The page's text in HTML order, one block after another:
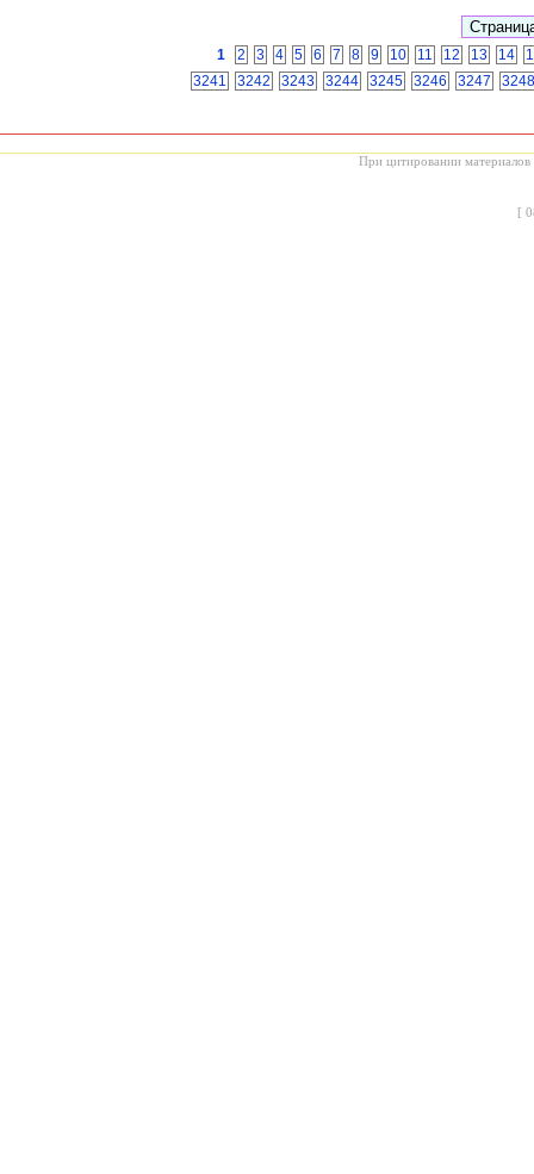
1 2 3 4 5 6 7 8 9 10 11 12 13 14
3241
3242 3243 3244 3245 3246 3247 3248
При цитировании материалов
[